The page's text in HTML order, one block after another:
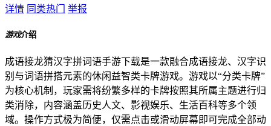
详情 同类热门 举报
游戏介绍
成语接龙猜汉字拼词语手游下载是一款融合成语接龙、汉字识
别与词语拼搭元素的休闲益智类卡牌游戏。游戏以“分类卡牌”
为核心机制，玩家需将纷繁多样的卡牌按照其所属主题进行归
类消除，内容涵盖历史人文、影视娱乐、生活百科等多个领
域。操作方式极为简便，仅需点击或滑动屏幕即可完成全部动